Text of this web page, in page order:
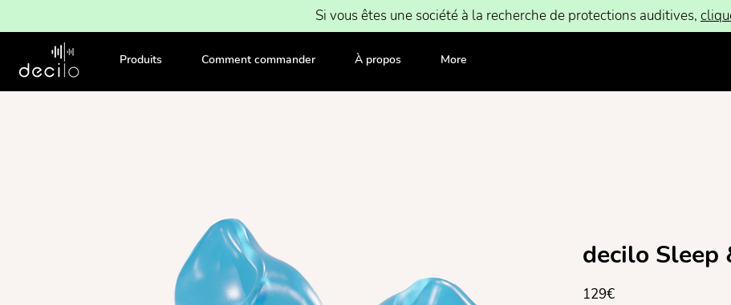
Si vous êtes une société à la recherche de protections auditives,
Produits Comment commander À propos More
decilo Sleep
129€